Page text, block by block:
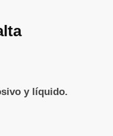
y líquido.